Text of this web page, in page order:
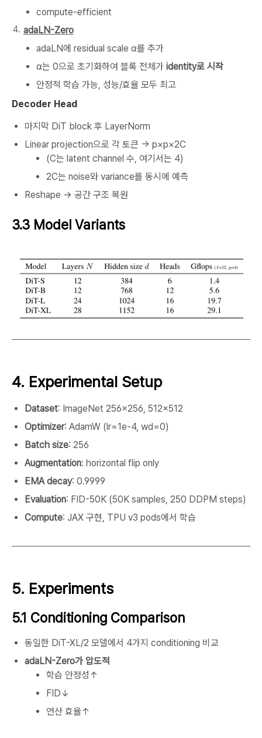
compute-efficient
adaLN-Zero
adaLN에 residual scale α를 추가
α는 0으로 초기화하여 블록 전체가 identity로 시작
안정적 학습 가능, 성능/효율 모두 최고
Decoder Head
마지막 DiT block 후 LayerNorm
Linear projection으로 각 토큰 → p×p×2C
(C는 latent channel 수, 여기서는 4)
2C는 noise와 variance를 동시에 예측
Reshape → 공간 구조 복원
3.3 Model Variants
4. Experimental Setup
Dataset: ImageNet 256×256, 512×512
Optimizer: AdamW (lr=1e-4, wd=0)
Batch size: 256
Augmentation: horizontal flip only
EMA decay: 0.9999
Evaluation: FID-50K (50K samples, 250 DDPM steps)
Compute: JAX 구현, TPU v3 pods에서 학습
5. Experiments
5.1 Conditioning Comparison
동일한 DiT-XL/2 모델에서 4가지 conditioning 비교
adaLN-Zero가 압도적
학습 안정성↑
FID↓
연산 효율↑